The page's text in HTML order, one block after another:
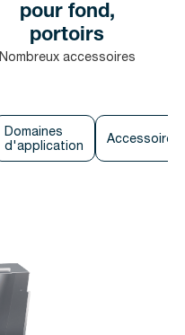
pour fond,
portoirs
Nombreux accessoires
Domaines
d'application
Accessoires